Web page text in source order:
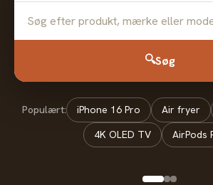
🔍Søg
Populært: iPhone 16 Pro Air fryer
4K OLED TV
AirPods